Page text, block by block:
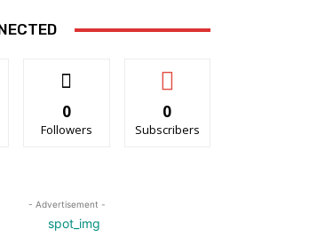
0
Followers
0
Subscribers
- Advertisement -